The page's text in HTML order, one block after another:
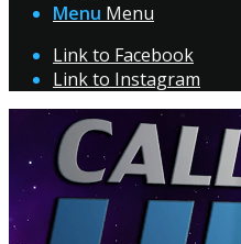
Menu Menu
Link to Facebook
Link to Instagram